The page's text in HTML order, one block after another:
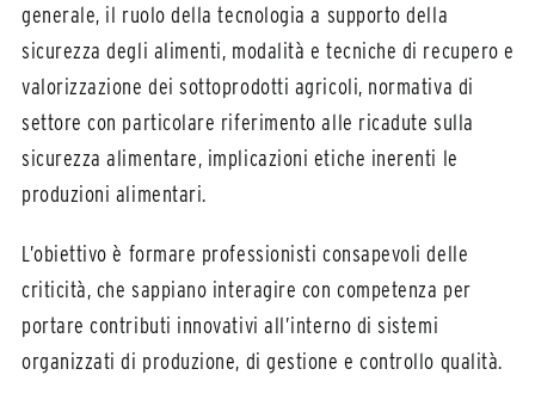
generale, il ruolo della tecnologia a supporto della
sicurezza degli alimenti, modalità e tecniche di recupero e
valorizzazione dei sottoprodotti agricoli, normativa di
settore con particolare riferimento alle ricadute sulla
sicurezza alimentare, implicazioni etiche inerenti le
produzioni alimentari.
L’obiettivo è formare professionisti consapevoli delle
criticità, che sappiano interagire con competenza per
portare contributi innovativi all’interno di sistemi
organizzati di produzione, di gestione e controllo qualità.